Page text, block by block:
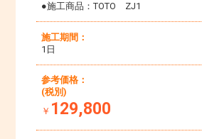
●施工商品：TOTO ZJ1
施工期間：
1日
参考価格：
(税別)
￥ 129,800